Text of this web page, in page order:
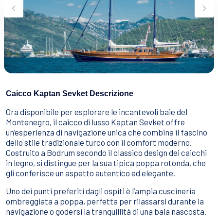
Cibo E Bevande
Come Prenotare
Termini e Condizioni
Contattaci
Caicco Kaptan Sevket Descrizione
Ora disponibile per esplorare le incantevoli baie del
Montenegro, il caicco di lusso Kaptan Sevket offre
un’esperienza di navigazione unica che combina il fascino
dello stile tradizionale turco con il comfort moderno.
Costruito a Bodrum secondo il classico design dei caicchi
in legno, si distingue per la sua tipica poppa rotonda, che
gli conferisce un aspetto autentico ed elegante.
Uno dei punti preferiti dagli ospiti è l’ampia cuscineria
ombreggiata a poppa, perfetta per rilassarsi durante la
navigazione o godersi la tranquillità di una baia nascosta.